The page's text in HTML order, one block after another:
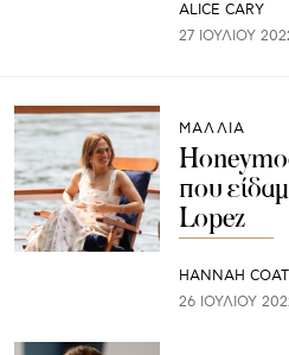
ALICE CARY
27 ΙΟΥΛΊΟΥ
ΜΑΛΛΙΑ
που
Lopez
HANNAH
26 ΙΟΥΛΊΟΥ